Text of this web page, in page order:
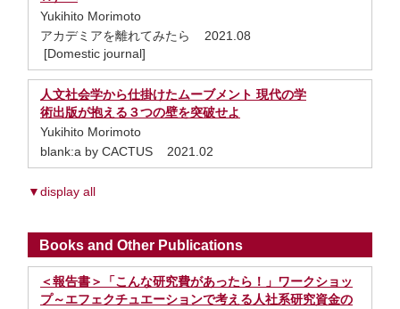
Yukihito Morimoto
アカデミアを離れてみたら 2021.08
[Domestic journal]
人文社会学から仕掛けたムーブメント 現代の学
術出版が抱える３つの壁を突破せよ
Yukihito Morimoto
blank:a by CACTUS 2021.02
▼display all
Books and Other Publications
＜報告書＞「こんな研究費があったら！」ワークショッ
プ～エフェクチュエーションで考える人社系研究資金の